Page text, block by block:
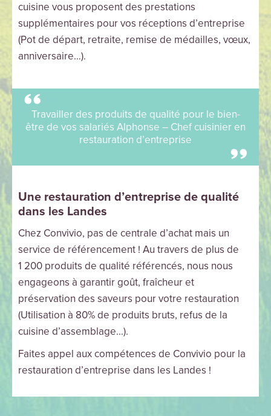
cuisine vous proposent des prestations
supplémentaires pour vos réceptions d’entreprise
(Pot de départ, retraite, remise de médailles, vœux,
anniversaire…).
Travailler des produits de qualité pour le bien-
être de vos salariés Alphonse – Chef cuisinier en
restauration d’entreprise
Une restauration d’entreprise de qualité
dans les Landes
Chez Convivio, pas de centrale d’achat mais un
service de référencement ! Au travers de plus de
1 200 produits de qualité référencés, nous nous
engageons à garantir goût, fraîcheur et
préservation des saveurs pour votre restauration
(Utilisation à 80% de produits bruts, refus de la
cuisine d’assemblage...).
Faites appel aux compétences de Convivio pour la
restauration d’entreprise dans les Landes !